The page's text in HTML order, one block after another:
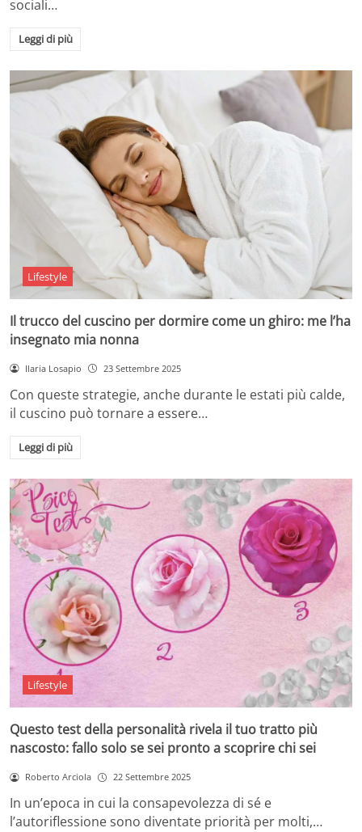
sociali…
Leggi di più
Lifestyle
Il trucco del cuscino per dormire come un ghiro: me l’ha
insegnato mia nonna
Ilaria Losapio 23 Settembre 2025
Con queste strategie, anche durante le estati più calde,
il cuscino può tornare a essere…
Leggi di più
Lifestyle
Questo test della personalità rivela il tuo tratto più
nascosto: fallo solo se sei pronto a scoprire chi sei
Roberto Arciola 22 Settembre 2025
In un’epoca in cui la consapevolezza di sé e
l’autoriflessione sono diventate priorità per molti,…